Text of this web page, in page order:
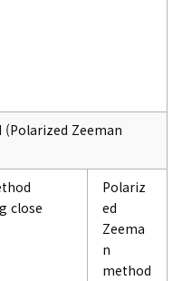
Zeeman
close
Polariz
ed
Zeema
n
method